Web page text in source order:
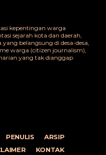
kepentingan warga
sejarah kota dan daerah,
belangsung di desa-desa,
warga (citizen journalism),
yang tak dianggap
PENULIS
ARSIP
KONTAK